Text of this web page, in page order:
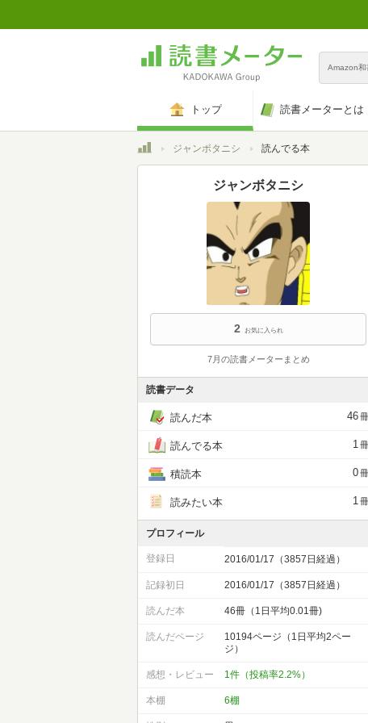
Amazon和
トップ 読書メーターとは
トップジャンボタニシ 読んでる本
ジャンボタニシ
2 お気に入られ
7月の読書メーターまとめ
読書データ
読んだ本 46冊
読んでる本 1冊
積読本 0冊
読みたい本 1冊
プロフィール
登録日 2016/01/17（3857日経過）
記録初日 2016/01/17（3857日経過）
読んだ本 46冊（1日平均0.01冊)
読んだページ
10194ページ（1日平均2ペー
ジ）
感想・レビュー 1件（投稿率2.2%）
本棚 6棚